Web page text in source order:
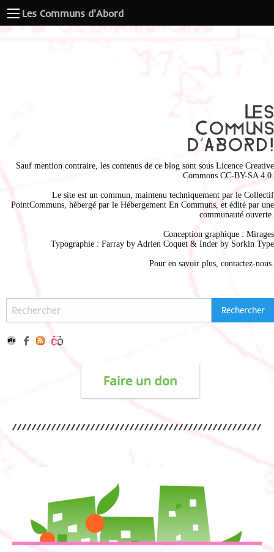
Les Communs d'Abord
Sauf mention contraire, les contenus de ce blog sont sous Licence Creative
Commons CC-BY-SA 4.0
Le site est un commun, maintenu techniquement par le Collectif
PointCommuns , hébergé par le Hébergement En Communs , et édité par une
communauté ouverte.
Conception graphique : Mirages
Typographie : Farray by Adrien Coquet & Inder by Sorkin Type
Pour en savoir plus, contactez-nous